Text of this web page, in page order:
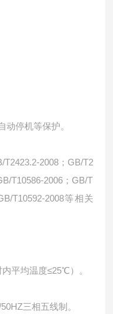
动停机等保护。
T2423.2-2008；GB/T2
T10586-2006；GB/T
T10592-2008等相关
平均温度≤25℃）。
三相五线制。